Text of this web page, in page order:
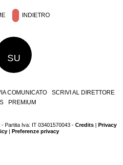
INDIETRO
SU
COMUNICATO
SCRIVI AL DIRETTORE
PREMIUM
Partita Iva: IT 03401570043 - Credits | Privacy
| Preferenze privacy